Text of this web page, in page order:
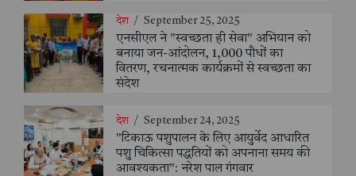
देश / September 25, 2025
एनसीएल ने "स्वच्छता ही सेवा" अभियान को
बनाया जन-आंदोलन, 1,000 पौधों का
वितरण, रचनात्मक कार्यक्रमों से स्वच्छता का
संदेश
देश / September 24, 2025
"टिकाऊ पशुपालन के लिए आयुर्वेद आधारित
पशु चिकित्सा पद्धतियों को अपनाना समय की
आवश्यकता": नरेश पाल गंगवार